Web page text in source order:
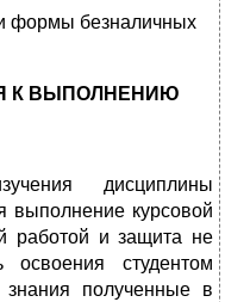
формы безналичных
К ВЫПОЛНЕНИЮ
дисциплины
выполнение курсовой
работой и защита не
освоения студентом
знания полученные в